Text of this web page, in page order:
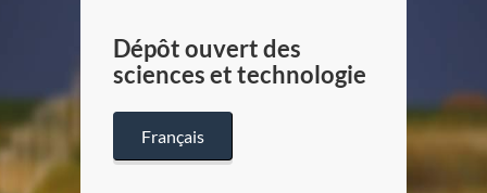
Dépôt ouvert des
sciences et technologie
Français